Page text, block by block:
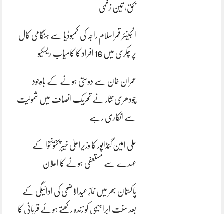
بحق، تین زخمی
انجینئر قمراسلام راجہ کی کمبوڈیا سے ہنگامی کال
پر چکری میں 16 افراد کا کامیاب ریسکیو
عمران خان سے دوستی ہونے کے باوجود
چودھری نثار نے تحریک انصاف میں شمولیت
سے انکاری رہے
علی امین گنڈاپور کا وزیراعلیٰ خیبرپختونخوا کے
عہدے سے مستعفی ہونے کا اعلان
پاکستان بھر میں نمازِ عیدالاضحی کی ادائیگی کے
بعد سنتِ ابراہیمی کو زندہ رکھتے ہوئے قربانی کا